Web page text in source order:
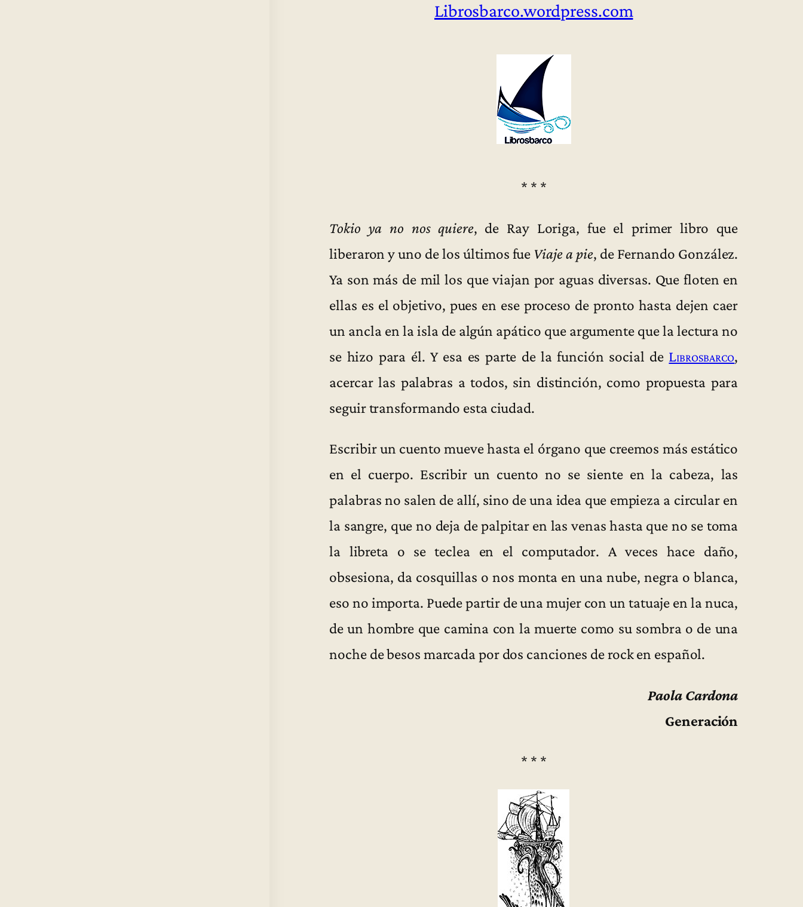
Librosbarco.wordpress.com
* * *
Tokio ya no nos quiere, de Ray Loriga, fue el primer libro que
liberaron y uno de los últimos fue Viaje a pie, de Fernando González.
Ya son más de mil los que viajan por aguas diversas. Que floten en
ellas es el objetivo, pues en ese proceso de pronto hasta dejen caer
un ancla en la isla de algún apático que argumente que la lectura no
se hizo para él. Y esa es parte de la función social de Librosbarco,
acercar las palabras a todos, sin distinción, como propuesta para
seguir transformando esta ciudad.
Escribir un cuento mueve hasta el órgano que creemos más estático
en el cuerpo. Escribir un cuento no se siente en la cabeza, las
palabras no salen de allí, sino de una idea que empieza a circular en
la sangre, que no deja de palpitar en las venas hasta que no se toma
la libreta o se teclea en el computador. A veces hace daño,
obsesiona, da cosquillas o nos monta en una nube, negra o blanca,
eso no importa. Puede partir de una mujer con un tatuaje en la nuca,
de un hombre que camina con la muerte como su sombra o de una
noche de besos marcada por dos canciones de rock en español.
Paola Cardona
Generación
* * *